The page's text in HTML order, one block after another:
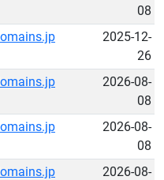
08
2025-12-
26
2026-08-
08
2026-08-
08
2026-08-